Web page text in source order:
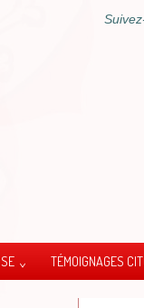
TÉMOIGNAGES